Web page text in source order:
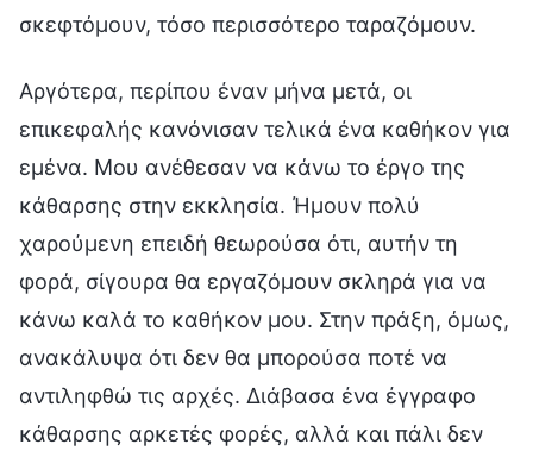
σκεφτόμουν, τόσο περισσότερο ταραζόμουν.
Αργότερα, περίπου έναν μήνα μετά, οι
επικεφαλής κανόνισαν τελικά ένα καθήκον για
εμένα. Μου ανέθεσαν να κάνω το έργο της
κάθαρσης στην εκκλησία. Ήμουν πολύ
χαρούμενη επειδή θεωρούσα ότι, αυτήν τη
φορά, σίγουρα θα εργαζόμουν σκληρά για να
κάνω καλά το καθήκον μου. Στην πράξη, όμως,
ανακάλυψα ότι δεν θα μπορούσα ποτέ να
αντιληφθώ τις αρχές. Διάβασα ένα έγγραφο
κάθαρσης αρκετές φορές, αλλά και πάλι δεν